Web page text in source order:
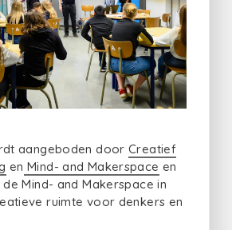
aangeboden door Creatief
en Mind- and Makerspace en
Mind- and Makerspace in
ruimte voor denkers en